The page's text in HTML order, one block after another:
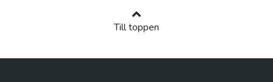
Till toppen